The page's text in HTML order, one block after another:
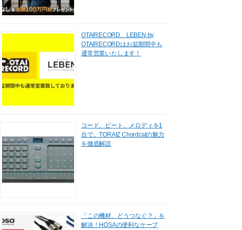
OTAIRECORD、LEBEN by
OTAIRECORDはお盆期間中も
通常営業いたします！
コード、ビート、メロディを1
台で。TORAIZ Chordcatの魅力
を徹底解説
「この機材、どうつなぐ？」を
解決！HOSAの便利なケーブ